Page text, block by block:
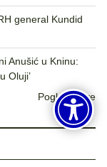
general Kundid
Anušić u Kninu:
Oluji’
Pogledaj sve